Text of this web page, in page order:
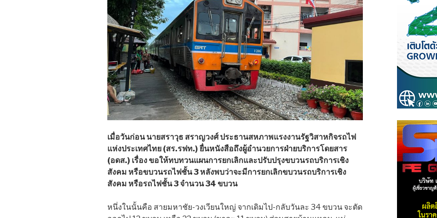
เมื่อวันก่อน นายสราวุธ สราญวงศ์ ประธานสหภาพแรงงานรัฐวิสาหกิจรถไฟ
แห่งประเทศไทย (สร.รฟท.) ยื่นหนังสือถึงผู้อำนวยการฝ่ายบริการโดยสาร
(อดส.) เรื่อง ขอให้ทบทวนแผนการยกเลิกและปรับปรุงขบวนรถบริการเชิง
สังคม หรือขบวนรถไฟชั้น 3 หลังพบว่าจะมีการยกเลิกขบวนรถบริการเชิง
สังคม หรือรถไฟชั้น 3 จำนวน 34 ขบวน
หนึ่งในนั้นคือ สายมหาชัย-วงเวียนใหญ่ จากเดิมไป-กลับวันละ 34 ขบวน จะตัด